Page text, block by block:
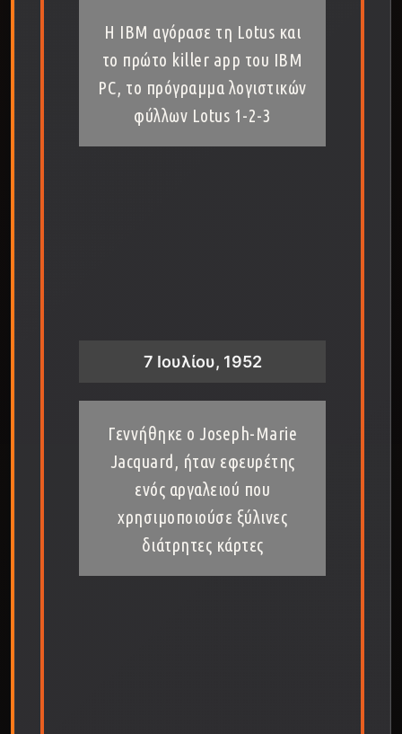
Η IBM αγόρασε τη Lotus και
το πρώτο killer app του IBM
PC, το πρόγραμμα λογιστικών
φύλλων Lotus 1-2-3
7 Ιουλίου, 1952
Γεννήθηκε ο Joseph-Marie
Jacquard, ήταν εφευρέτης
ενός αργαλειού που
χρησιμοποιούσε ξύλινες
διάτρητες κάρτες